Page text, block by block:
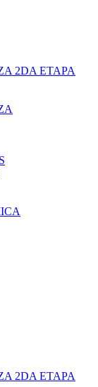
2DA ETAPA
2DA ETAPA